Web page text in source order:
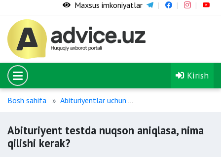
Maxsus imkoniyatlar
Kirish
Bosh sahifa Abituriyentlar uchun
Abituriyent testda nuqson aniqlasa, nima
qilishi kerak?